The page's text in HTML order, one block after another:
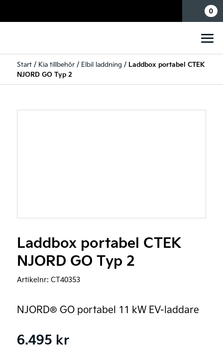
0
Start/ Kia tillbehör/ Elbil laddning / Laddbox portabel CTEK
NJORD GO Typ 2
Laddbox portabel CTEK
NJORD GO Typ 2
Artikelnr: CT40353
NJORD® GO portabel 11 kW EV-laddare
6.495 kr